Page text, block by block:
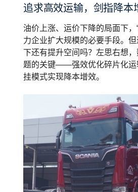
追求高效运输，剑指降本
油价上涨、运价下降的局面下，
力企业扩大规模的必要手段。
下还有提升空间吗？左思右想
题的关键——强效优化碎片化运
挂模式实现降本增效。